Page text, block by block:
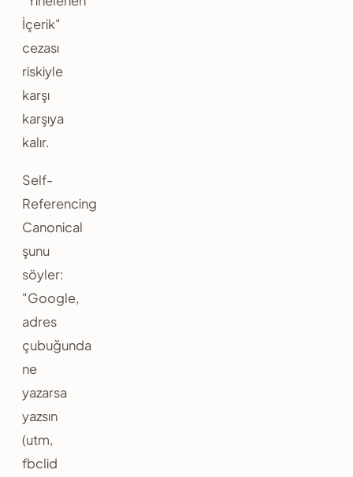
İçerik"
cezası
riskiyle
karşı
karşıya
kalır.
Self-
Referencing
Canonical
şunu
söyler:
"Google,
adres
çubuğunda
ne
yazarsa
yazsın
(utm,
fbclid